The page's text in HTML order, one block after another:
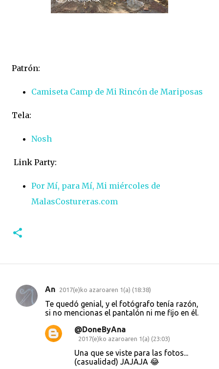
Patrón:
Camiseta Camp de Mi Rincón de Mariposas
Tela:
Nosh
Link Party:
Por Mí, para Mí, Mi miércoles de
MalasCostureras.com
I
An 2017(e)ko azaroaren 1(a) (18:38)
Te quedó genial, y el fotógrafo tenía razón,
si no mencionas el pantalón ni me fijo en él.
@DoneByAna
2017(e)ko azaroaren 1(a) (23:03)
Una que se viste para las fotos...
(casualidad) JAJAJA 😂